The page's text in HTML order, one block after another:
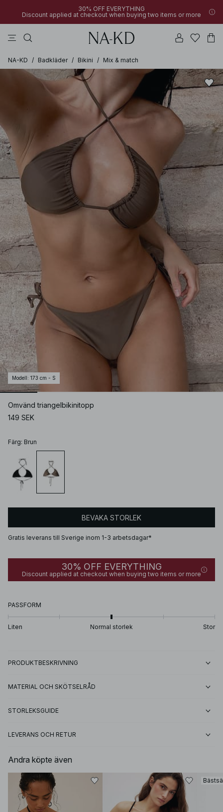
30% OFF EVERYTHING
Discount applied at checkout when buying two items or more
NA-KD / Badkläder / Bikini / Mix & match
Modell : 173 cm - S
Omvänd triangelbikinitopp
149 SEK
Färg: Brun
BEVAKA STORLEK
Gratis leverans till Sverige inom 1-3 arbetsdagar*
30% OFF EVERYTHING
Discount applied at checkout when buying two items or more
PASSFORM
Liten Normal storlek Stor
PRODUKTBESKRIVNING
MATERIAL OCH SKÖTSELRÅD
STORLEKSGUIDE
LEVERANS OCH RETUR
Andra köpte även